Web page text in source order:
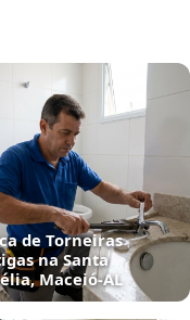
de Torneiras
na Santa
Maceió‑AL